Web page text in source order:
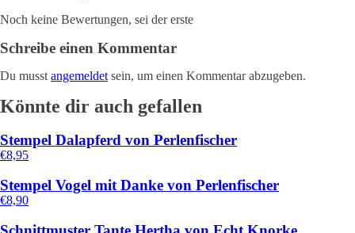
Noch keine Bewertungen, sei der erste
Schreibe einen Kommentar
Du musst angemeldet sein, um einen Kommentar abzugeben.
Könnte dir auch gefallen
Stempel Dalapferd von Perlenfischer
€8,95
Stempel Vogel mit Danke von Perlenfischer
€8,90